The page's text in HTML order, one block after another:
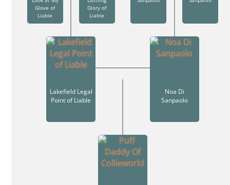
Lakefield Legal
Point of Liable
Noa Di
Sanpaolo
Glove of
Liable
Glory of
Liable